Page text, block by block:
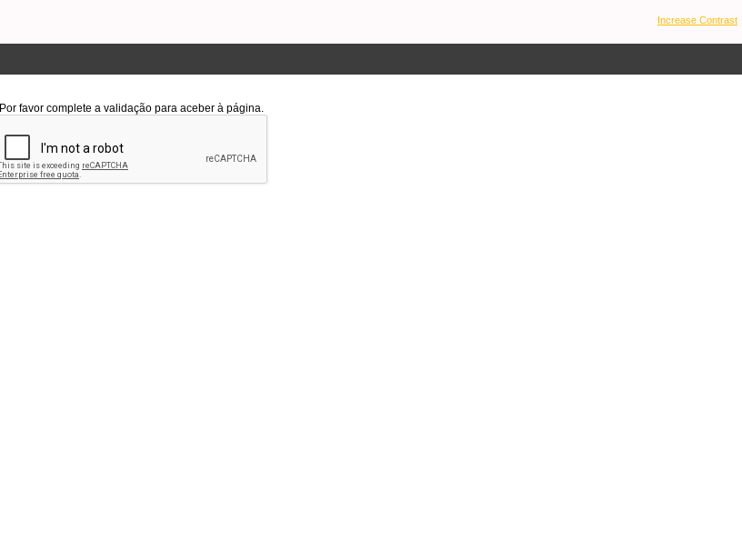
Increase Contrast
Por favor complete a validação para aceber à página.